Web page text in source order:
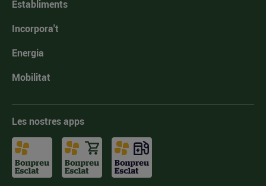
Establiments
Incorpora't
Energia
Mobilitat
Les nostres apps